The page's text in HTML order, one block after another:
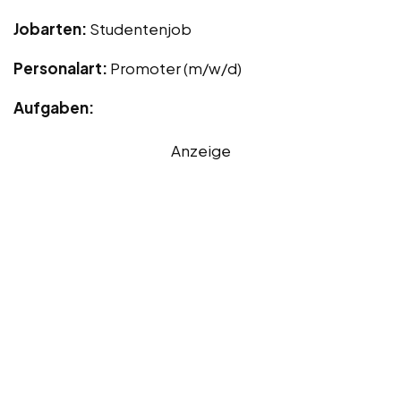
Jobarten: Studentenjob
Personalart: Promoter (m/w/d)
Aufgaben:
Anzeige